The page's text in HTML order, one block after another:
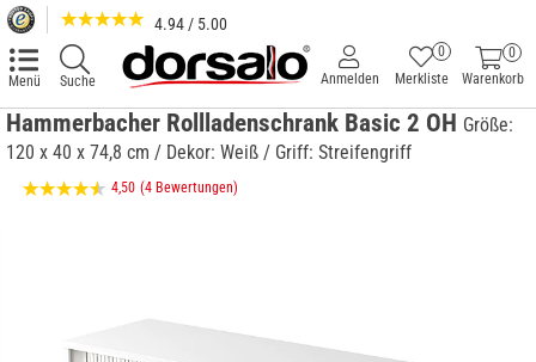
4.94 / 5.00
Menü Suche
0
Warenkorb
Merkliste
0
Anmelden
Hammerbacher Rollladenschrank Basic 2 OH Größe:
120 x 40 x 74,8 cm / Dekor: Weiß / Griff: Streifengriff
4,50 (4 Bewertungen)